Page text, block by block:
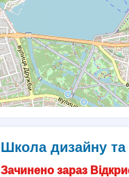
Школа дизайну
Зачинено зараз